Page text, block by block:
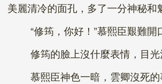
美麗清冷的面孔，多了一分神秘和
“修筠，你好！”慕熙臣艱難開
修筠的臉上沒什麼表情，目光
慕熙臣神色一暗，雲卿沒死的